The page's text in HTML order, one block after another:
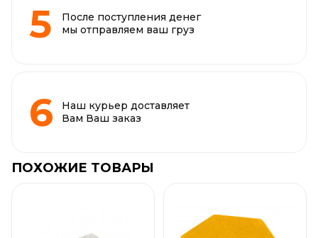
После поступления денег
мы отправляем ваш груз
Наш курьер доставляет
Вам Ваш заказ
ПОХОЖИЕ ТОВАРЫ